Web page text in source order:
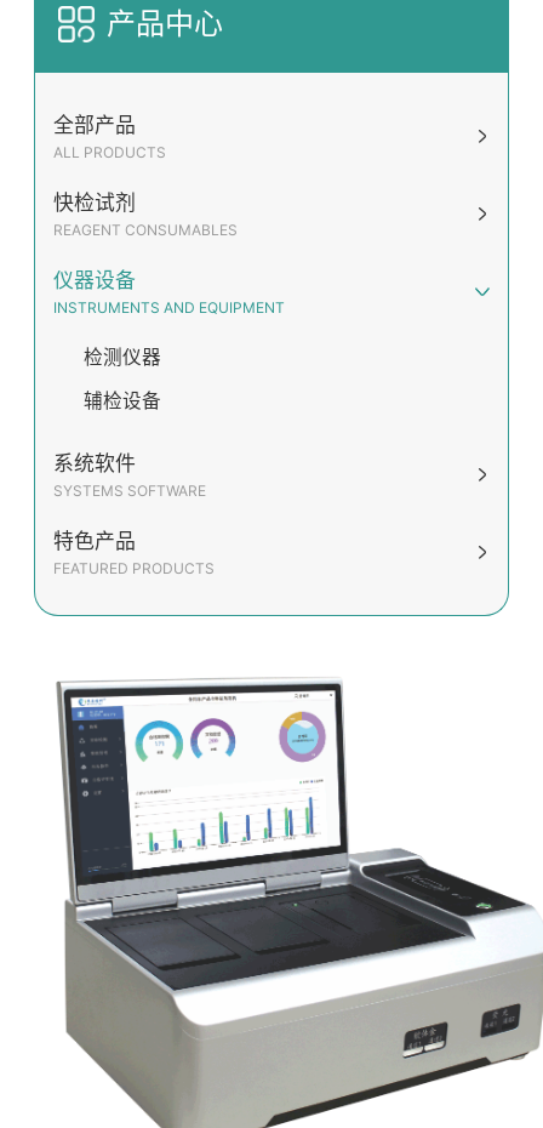
产品中心
全部产品
ALL PRODUCTS
快检试剂
REAGENT CONSUMABLES
仪器设备
INSTRUMENTS AND EQUIPMENT
检测仪器
辅检设备
系统软件
SYSTEMS SOFTWARE
特色产品
FEATURED PRODUCTS